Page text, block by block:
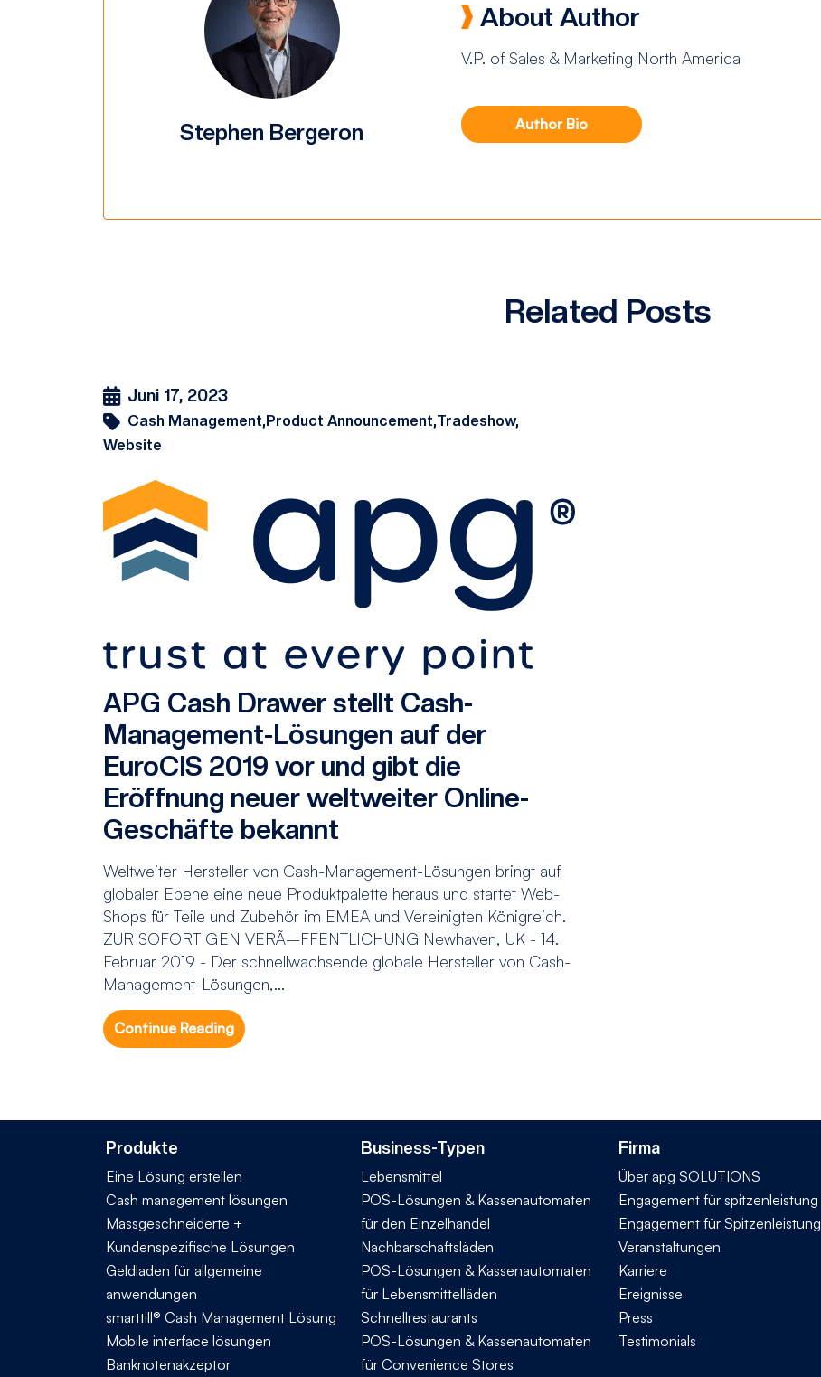
Stephen Bergeron
About Author
V.P. of Sales & Marketing North America
Author Bio
Related Posts
Juni 17, 2023
Cash Management,Product Announcement,Tradeshow,
Website
APG Cash Drawer stellt Cash-
Management-Lösungen auf der
EuroCIS 2019 vor und gibt die
Eröffnung neuer weltweiter Online-
Geschäfte bekannt
Weltweiter Hersteller von Cash-Management-Lösungen bringt auf
globaler Ebene eine neue Produktpalette heraus und startet Web-
Shops für Teile und Zubehör im EMEA und Vereinigten Königreich.
ZUR SOFORTIGEN VERÃ–FFENTLICHUNG Newhaven, UK - 14.
Februar 2019 - Der schnellwachsende globale Hersteller von Cash-
Management-Lösungen,...
Continue Reading
Produkte
Eine Lösung erstellen
Cash management lösungen
Massgeschneiderte +
Kundenspezifische Lösungen
Geldladen für allgemeine
anwendungen
smarttill® Cash Management Lösung
Mobile interface lösungen
Banknotenakzeptor
Business-Typen
Lebensmittel
POS-Lösungen & Kassenautomaten
für den Einzelhandel
Nachbarschaftsläden
POS-Lösungen & Kassenautomaten
für Lebensmittelläden
Schnellrestaurants
POS-Lösungen & Kassenautomaten
für Convenience Stores
Firma
Über apg SOLUTIONS
Engagement für spitzenleistung
Engagement für Spitzenleistung
Veranstaltungen
Karriere
Ereignisse
Press
Testimonials